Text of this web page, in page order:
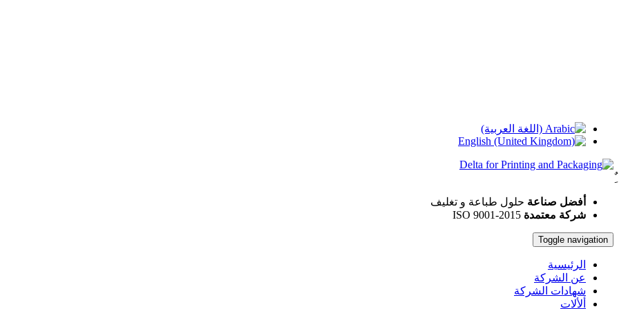
أفضل صناعة حلول طباعة و تغليف
شركة معتمدة ISO 9001-2015
Toggle navigation
الرئيسية
عن الشركة
شهادات الشركة
ألألات